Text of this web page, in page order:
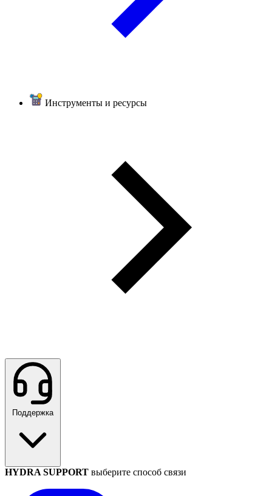
Инструменты и ресурсы
Поддержка
HYDRA SUPPORT выберите способ связи